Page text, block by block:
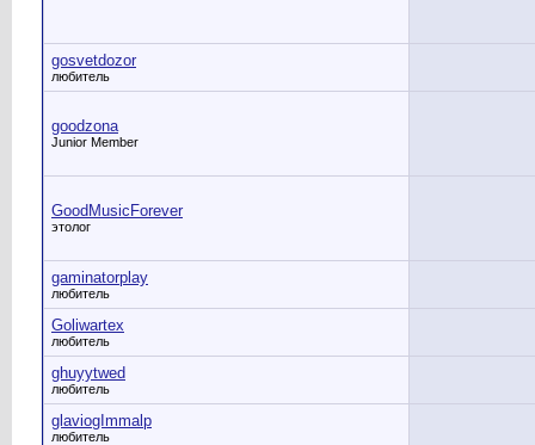
gosvetdozor
любитель
goodzona
Junior Member
GoodMusicForever
этолог
gaminatorplay
любитель
Goliwartex
любитель
ghuyytwed
любитель
glaviogImmalp
любитель